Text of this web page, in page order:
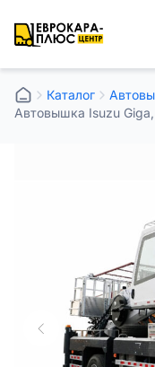
Каталог
Автовышка Isuzu